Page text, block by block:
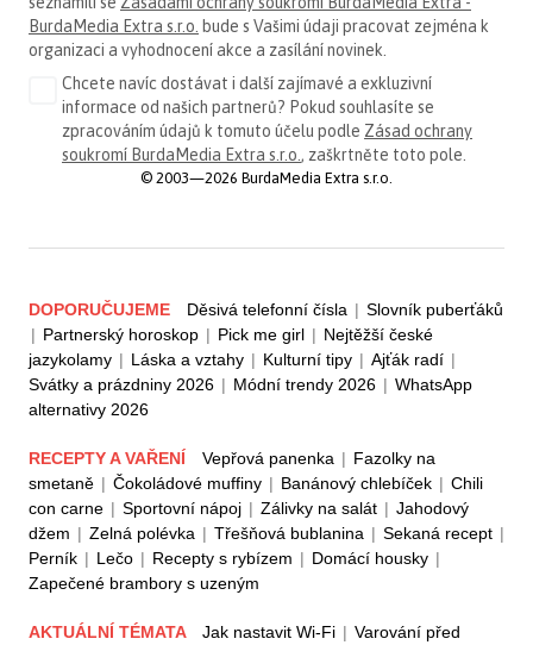
BurdaMedia Extra s.r.o. bude s Vašimi údaji pracovat zejména k
organizaci a vyhodnocení akce a zasílání novinek.
Chcete navíc dostávat i další zajímavé a exkluzivní
informace od našich partnerů? Pokud souhlasíte se
zpracováním údajů k tomuto účelu podle Zásad ochrany
soukromí BurdaMedia Extra s.r.o. , zaškrtněte toto pole.
© 2003—2026 BurdaMedia Extra s.r.o.
DOPORUČUJEME Děsivá telefonní čísla | Slovník puberťáků
| Partnerský horoskop | Pick me girl | Nejtěžší české
jazykolamy | Láska a vztahy | Kulturní tipy | Ajťák radí |
Svátky a prázdniny 2026 | Módní trendy 2026 | WhatsApp
alternativy 2026
RECEPTY A VAŘENÍ Vepřová panenka | Fazolky na
smetaně | Čokoládové muffiny | Banánový chlebíček | Chili
con carne | Sportovní nápoj | Zálivky na salát | Jahodový
džem | Zelná polévka | Třešňová bublanina | Sekaná recept |
Perník | Lečo | Recepty s rybízem | Domácí housky |
Zapečené brambory s uzeným
AKTUÁLNÍ TÉMATA Jak nastavit Wi-Fi | Varování před